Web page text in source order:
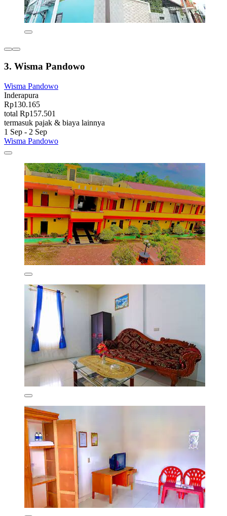
3. Wisma Pandowo
Wisma Pandowo
Inderapura
Rp130.165
total Rp157.501
termasuk pajak & biaya lainnya
1 Sep - 2 Sep
Wisma Pandowo